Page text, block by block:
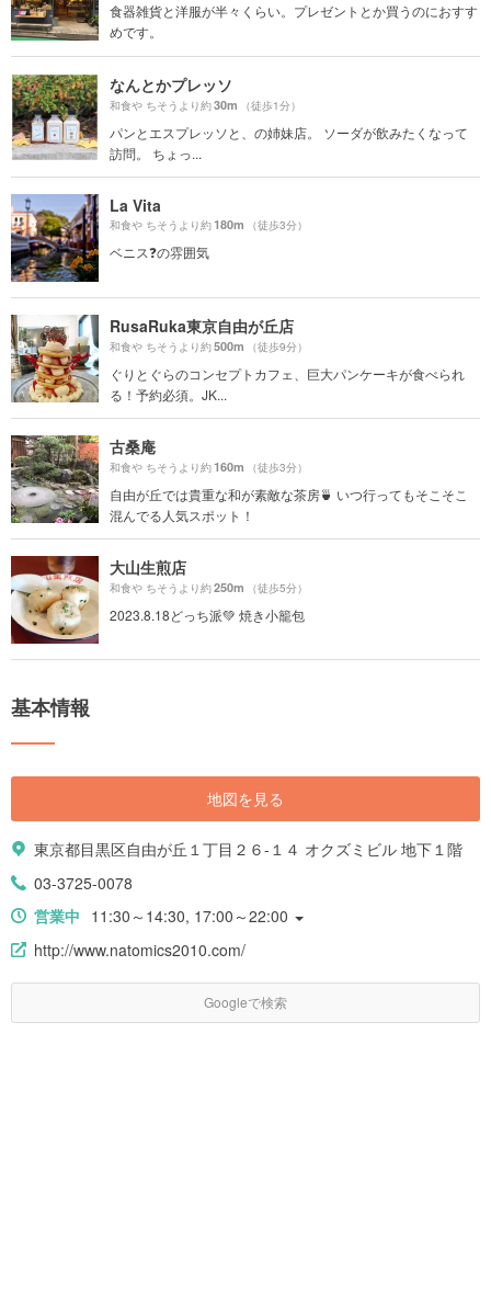
食器雑貨と洋服が半々くらい。プレゼントとか買うのにおすす
めです。
なんとかプレッソ
和食や ちそうより約30m （徒歩1分）
パンとエスプレッソと、の姉妹店。 ソーダが飲みたくなって
訪問。 ちょっ...
La Vita
和食や ちそうより約180m （徒歩3分）
ベニス❓の雰囲気
RusaRuka東京自由が丘店
和食や ちそうより約500m （徒歩9分）
ぐりとぐらのコンセプトカフェ、巨大パンケーキが食べられ
る！予約必須。JK...
古桑庵
和食や ちそうより約160m （徒歩3分）
自由が丘では貴重な和が素敵な茶房🍵 いつ行ってもそこそこ
混んでる人気スポット！
大山生煎店
和食や ちそうより約250m （徒歩5分）
2023.8.18どっち派💚 焼き小籠包
基本情報
地図を見る
東京都目黒区自由が丘１丁目２６-１４ オクズミビル 地下１階
03-3725-0078
営業中 11:30～14:30, 17:00～22:00
http://www.natomics2010.com/
Googleで検索